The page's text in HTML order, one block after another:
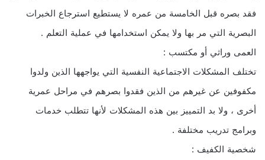
فقد بصره قبل الخامسة من عمره لا يستطيع استرجاع الخبرات
البصرية التي مر بها ولا يمكن استخدامها في عملية التعلم .
العمى وراثي أو مكتسب :
تختلف المشكلات الاجتماعية النفسية التي يواجهها الذين ولدوا
مكفوفين عن غيرهم من الذين فقدوا بصرهم في مراحل عمرية
أخرى ، ولا بد التمييز بين هذه المشكلات لأنها تتطلب خدمات
وبرامج تدريب مختلفة .
شخصية الكفيف :